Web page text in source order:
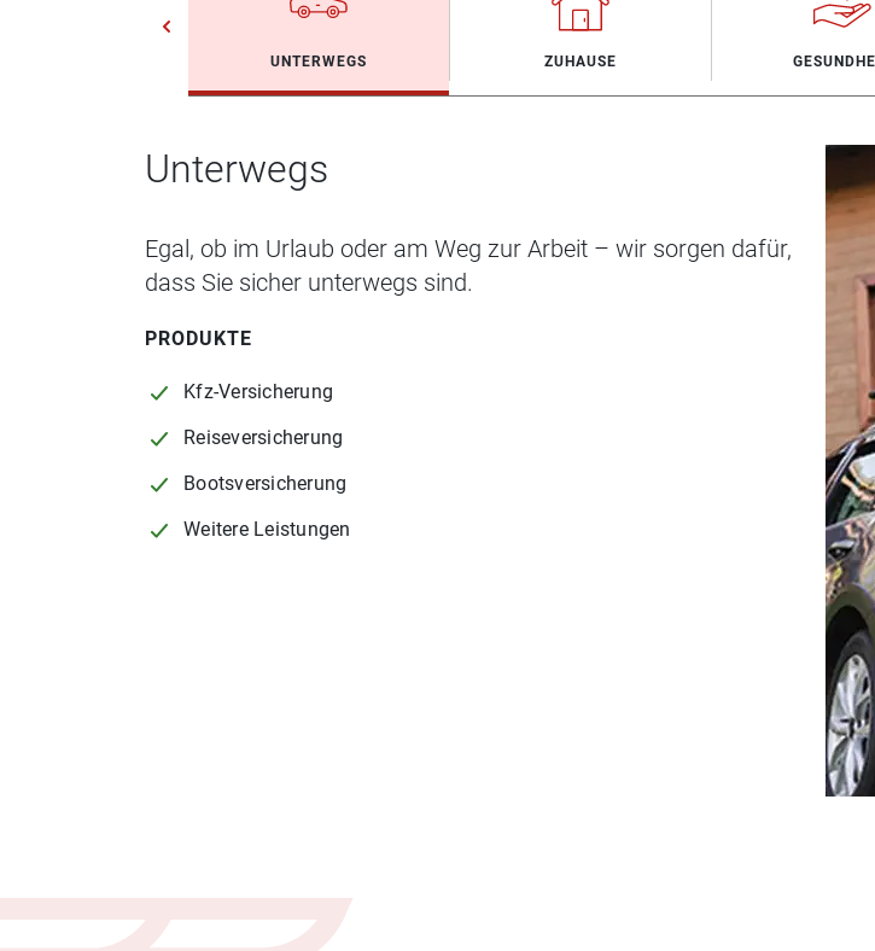
UNTERWEGS ZUHAUSE
Unterwegs
Egal, ob im Urlaub oder am Weg zur Arbeit – wir sorgen dafür,
dass Sie sicher unterwegs sind.
PRODUKTE
Kfz-Versicherung
Reiseversicherung
Bootsversicherung
Weitere Leistungen